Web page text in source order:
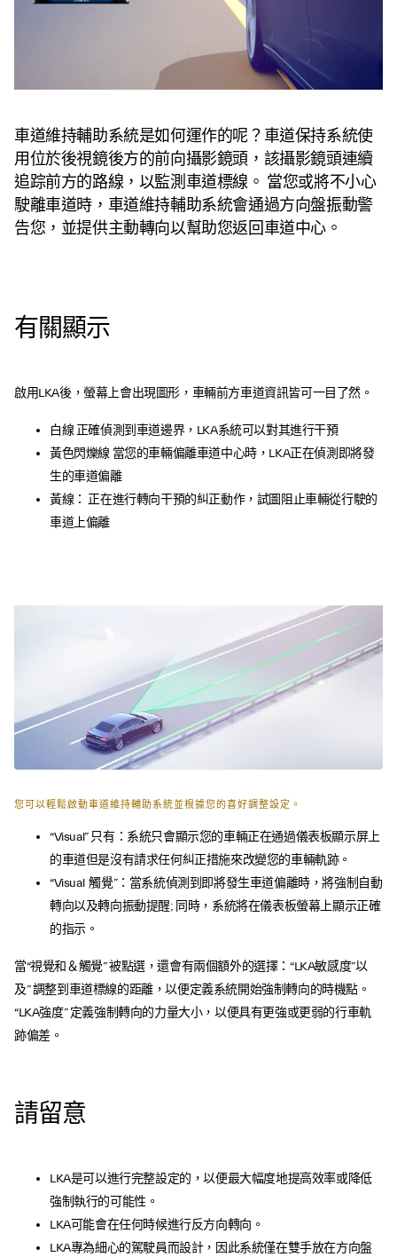
車道維持輔助系統是如何運作的呢？車道保持系統使
用位於後視鏡後方的前向攝影鏡頭，該攝影鏡頭連續
追踪前方的路線，以監測車道標線。 當您或將不小心
駛離車道時，車道維持輔助系統會通過方向盤振動警
告您，並提供主動轉向以幫助您返回車道中心。
有關顯示
啟用LKA後，螢幕上會出現圖形，車輛前方車道資訊皆可一目了然。
白線 正確偵測到車道邊界，LKA系統可以對其進行干預
黃色閃爍線 當您的車輛偏離車道中心時，LKA正在偵測即將發
生的車道偏離
黃線： 正在進行轉向干預的糾正動作，試圖阻止車輛從行駛的
車道上偏離
您可以輕鬆啟動車道維持輔助系統並根據您的喜好調整設定。
“Visual” 只有：系統只會顯示您的車輛正在通過儀表板顯示屏上
的車道但是沒有請求任何糾正措施來改變您的車輛軌跡。
“Visual 觸覺”：當系統偵測到即將發生車道偏離時，將強制自動
轉向以及轉向振動提醒; 同時，系統將在儀表板螢幕上顯示正確
的指示。
當“視覺和＆觸覺” 被點選，還會有兩個額外的選擇：“LKA敏感度”以
及” 調整到車道標線的距離，以便定義系統開始強制轉向的時機點。
“LKA強度” 定義強制轉向的力量大小，以便具有更強或更弱的行車軌
跡偏差。
請留意
LKA是可以進行完整設定的，以便最大幅度地提高效率或降低
強制執行的可能性。
LKA可能會在任何時候進行反方向轉向。
LKA專為細心的駕駛員而設計，因此系統僅在雙手放在方向盤